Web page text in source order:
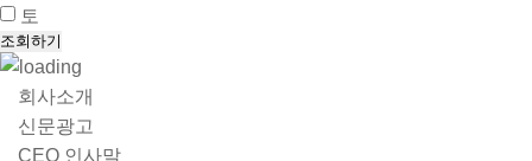
토
회사소개
신문광고
CEO 인사말